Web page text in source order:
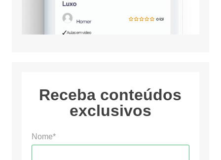
Receba conteúdos
exclusivos
Nome*